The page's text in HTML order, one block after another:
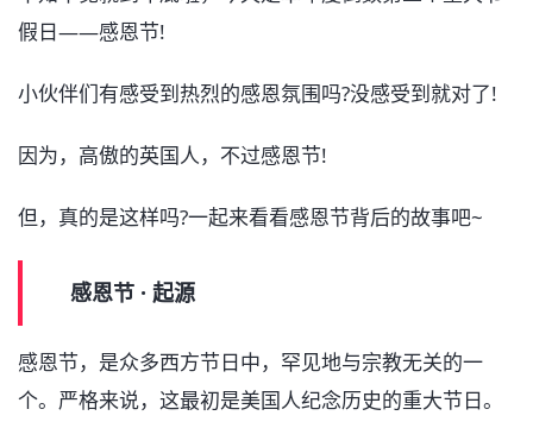
假日——感恩节!
小伙伴们有感受到热烈的感恩氛围吗?没感受到就对了!
因为，高傲的英国人，不过感恩节!
但，真的是这样吗?一起来看看感恩节背后的故事吧~
感恩节 · 起源
感恩节，是众多西方节日中，罕见地与宗教无关的一
个。严格来说，这最初是美国人纪念历史的重大节日。